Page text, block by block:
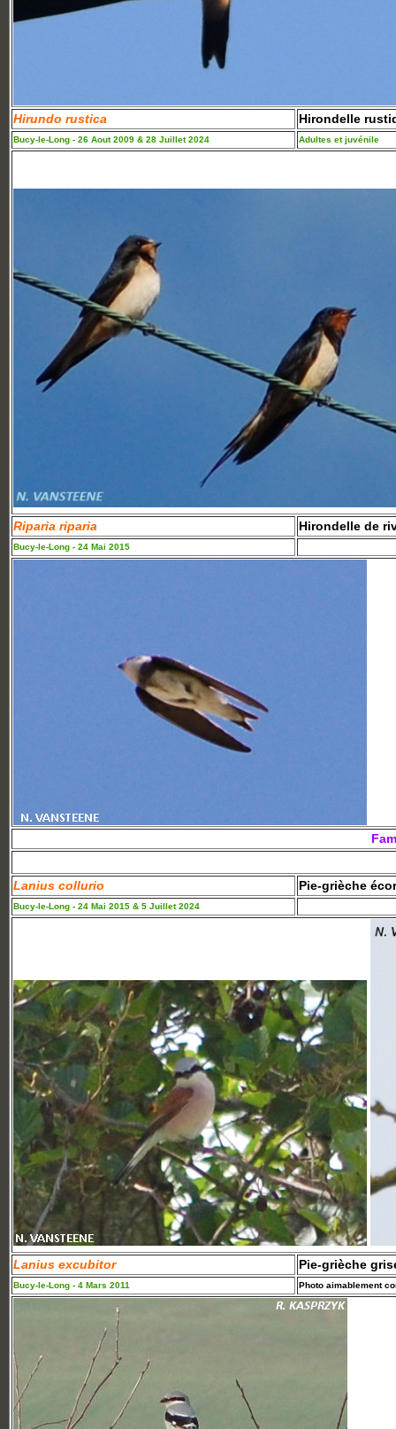
Hirundo rustica Hirondelle
Bucy-le-Long - 26 Aout 2009 & 28 Juillet 2024 Adultes et juvénile
Riparia riparia Hirondelle de
Bucy-le-Long - 24 Mai 2015
Lanius collurio Pie-grièche
Bucy-le-Long - 24 Mai 2015 & 5 Juillet 2024
Lanius excubitor Pie-grièche
Bucy-le-Long - 4 Mars 2011 Photo aimablement